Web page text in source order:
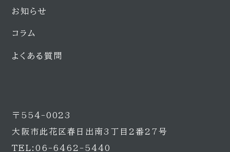
お知らせ
コラム
よくある質問
〒554-0023
大阪市此花区春日出南3丁目2番27号
TEL:06-6462-5440